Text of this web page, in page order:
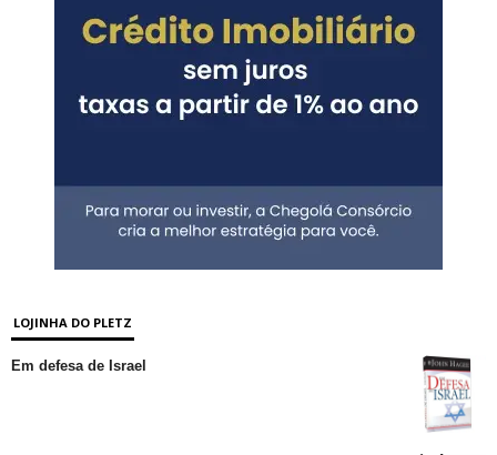
LOJINHA DO PLETZ
Em defesa de Israel